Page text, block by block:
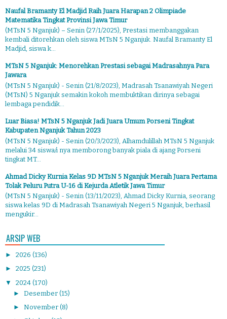
Naufal Bramanty El Madjid Raih Juara Harapan 2 Olimpiade
Matematika Tingkat Provinsi Jawa Timur
(MTsN 5 Nganjuk) – Senin (27/1/2025), Prestasi membanggakan
kembali ditorehkan oleh siswa MTsN 5 Nganjuk. Naufal Bramanty El
Madjid, siswa k...
MTsN 5 Nganjuk: Menorehkan Prestasi sebagai Madrasahnya Para
Jawara
(MTsN 5 Nganjuk) - Senin (21/8/2023), Madrasah Tsanawiyah Negeri
(MTsN) 5 Nganjuk semakin kokoh membuktikan dirinya sebagai
lembaga pendidik...
Luar Biasa! MTsN 5 Nganjuk Jadi Juara Umum Porseni Tingkat
Kabupaten Nganjuk Tahun 2023
(MTsN 5 Nganjuk) - Senin (20/3/2023), Alhamdulillah MTsN 5 Nganjuk
melalui 34 siswa/i nya memborong banyak piala di ajang Porseni
tingkat MT...
Ahmad Dicky Kurnia Kelas 9D MTsN 5 Nganjuk Meraih Juara Pertama
Tolak Peluru Putra U-16 di Kejurda Atletik Jawa Timur
(MTsN 5 Nganjuk) - Senin (13/11/2023), Ahmad Dicky Kurnia, seorang
siswa kelas 9D di Madrasah Tsanawiyah Negeri 5 Nganjuk, berhasil
mengukir...
ARSIP WEB
► 2026 (136)
► 2025 (231)
▼ 2024 (170)
► Desember (15)
► November (8)